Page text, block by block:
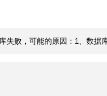
失败，可能的原因：1、数据